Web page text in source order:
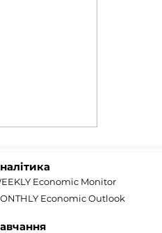
Economic Monitor
Economic Outlook